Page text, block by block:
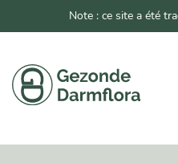
Note : ce site a été